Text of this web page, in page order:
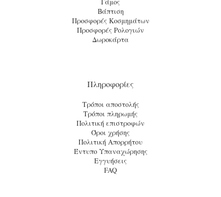
Βάπτιση
Προσφορές Κοσμημάτων
Προσφορές Ρολογιών
Δωροκάρτα
Πληροφορίες
Τρόποι αποστολής
Τρόποι πληρωμής
Πολιτική επιστροφών
Όροι χρήσης
Πολιτική Απορρήτου
Έντυπο Υπαναχώρησης
Εγγυήσεις
FAQ